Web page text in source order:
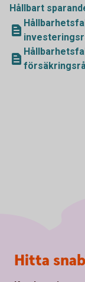
Hållbart
Sidfot
Hitta